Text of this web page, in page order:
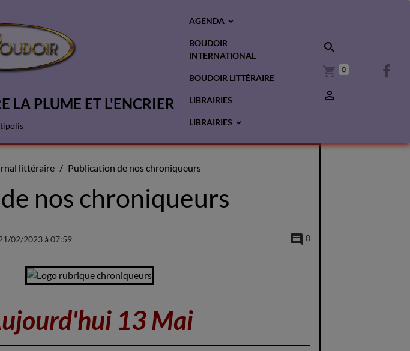
LA PLUME ET L'ENCRIER
AGENDA
BOUDOIR
INTERNATIONAL
BOUDOIR LITTÉRAIRE
LIBRAIRIES
LIBRAIRIES
0
littéraire Publication de nos chroniqueurs
nos chroniqueurs
02/2023à 07:59 0
13 Mai